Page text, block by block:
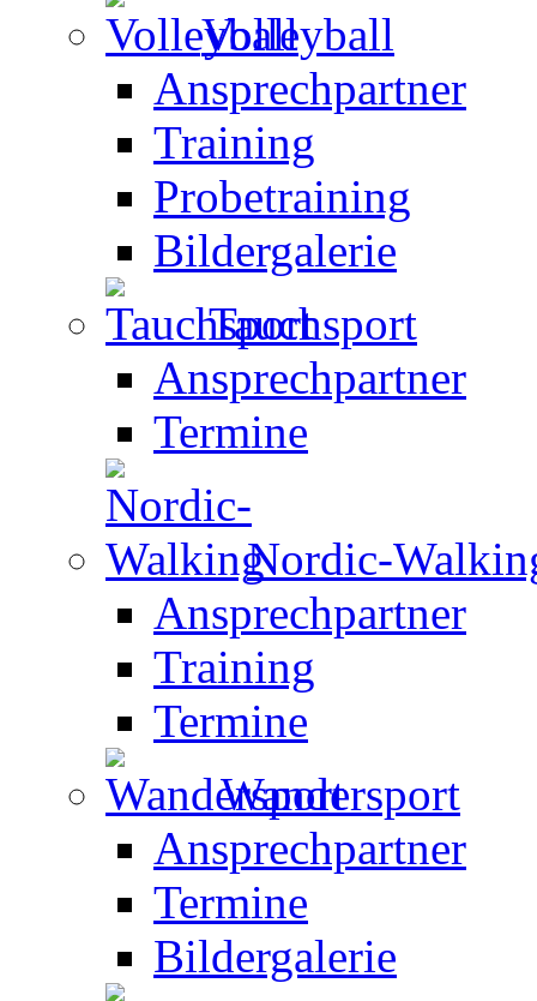
Volleyball
Ansprechpartner
Training
Probetraining
Bildergalerie
Tauchsport
Ansprechpartner
Termine
Nordic-
Ansprechpartner
Training
Termine
Wandersport
Ansprechpartner
Termine
Bildergalerie